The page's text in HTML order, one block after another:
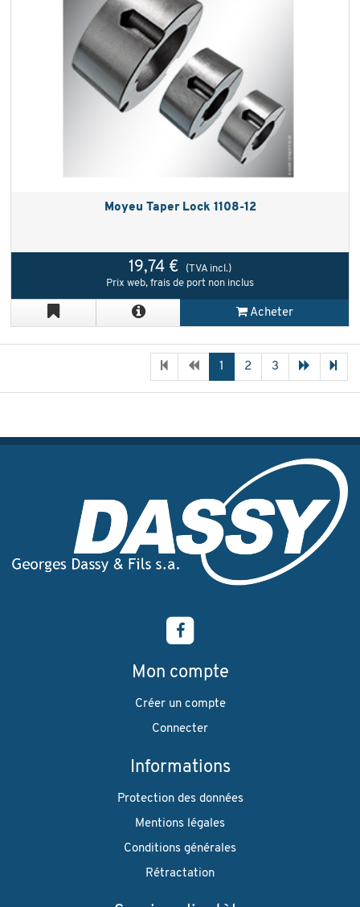
Moyeu Taper Lock 1108-12
19,74 €
(TVA incl.)
Prix web, frais de port non inclus
Acheter
1 2 3
Mon compte
Créer un compte
Connecter
Informations
Protection des données
Mentions légales
Conditions générales
Rétractation